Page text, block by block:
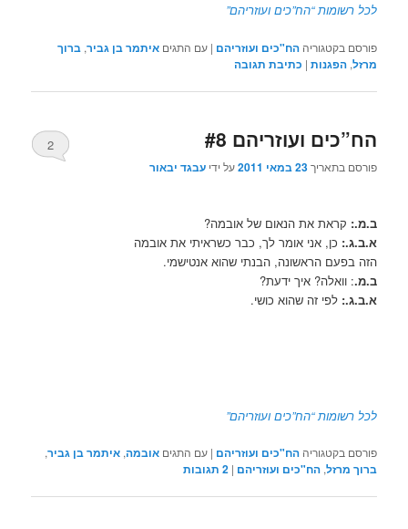
לכל רשומות “הח”כים ועוזריהם”
פורסם בקטגוריה הח"כים ועוזריהם |עם התגים איתמר בן גביר,ברוך
מרזל,הפגנות | כתיבת תגובה
הח”כים ועוזריהם #8
פורסם בתאריך23 במאי 2011 על ידיעבגד יבאור
2
ב.מ.: קראת את הנאום של אובמה?
א.ב.ג.: כן, אני אומר לך, כבר כשראיתי את אובמה
הזה בפעם הראשונה, הבנתי שהוא אנטישמי.
ב.מ.: וואלה? איך ידעת?
א.ב.ג.:לפי זה שהוא כושי.
לכל רשומות “הח”כים ועוזריהם”
פורסם בקטגוריה הח"כים ועוזריהם |עם התגים אובמה,איתמר בן גביר,
ברוך מרזל,הח"כים ועוזריהם |
2 תגובות